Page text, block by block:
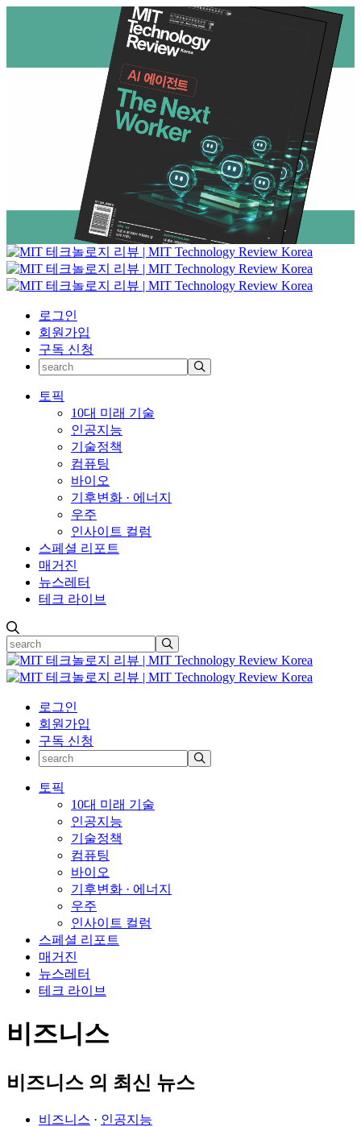
로그인
회원가입
구독 신청
토픽
10대 미래 기술
인공지능
기술정책
컴퓨팅
바이오
기후변화 · 에너지
우주
인사이트 컬럼
스페셜 리포트
매거진
뉴스레터
테크 라이브
로그인
회원가입
구독 신청
토픽
10대 미래 기술
인공지능
기술정책
컴퓨팅
바이오
기후변화 · 에너지
우주
인사이트 컬럼
스페셜 리포트
매거진
뉴스레터
테크 라이브
비즈니스
비즈니스 의 최신 뉴스
비즈니스 · 인공지능